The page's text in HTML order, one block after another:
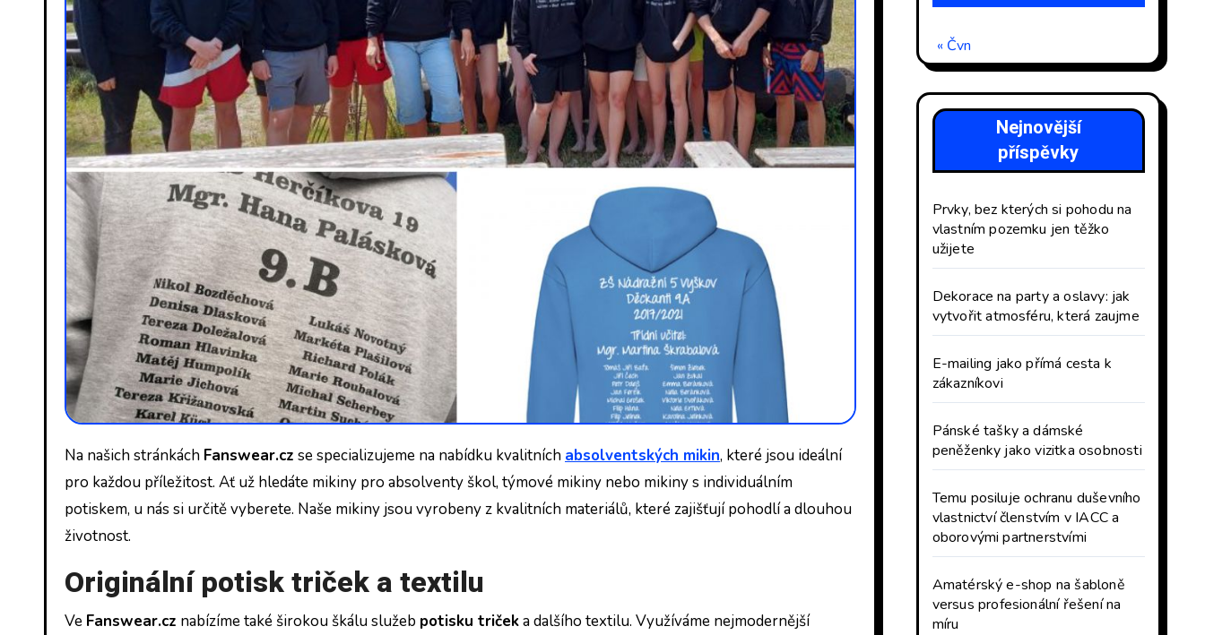
Na našich stránkách Fanswear.cz se specializujeme na nabídku kvalitních absolventských mikin, které jsou ideální
pro každou příležitost. Ať už hledáte mikiny pro absolventy škol, týmové mikiny nebo mikiny s individuálním
potiskem, u nás si určitě vyberete. Naše mikiny jsou vyrobeny z kvalitních materiálů, které zajišťují pohodlí a dlouhou
životnost.
Originální potisk triček a textilu
Ve Fanswear.cz nabízíme také širokou škálu služeb potisku tričeka dalšího textilu. Využíváme nejmodernější
« Čvn
Nejnovější
příspěvky
Prvky, bez kterých si pohodu na
vlastním pozemku jen těžko
užijete
Dekorace na party a oslavy: jak
vytvořit atmosféru, která zaujme
E-mailing jako přímá cesta k
zákazníkovi
Pánské tašky a dámské
peněženky jako vizitka osobnosti
Temu posiluje ochranu duševního
vlastnictví členstvím v IACC a
oborovými partnerstvími
Amatérský e-shop na šabloně
versus profesionální řešení na
míru